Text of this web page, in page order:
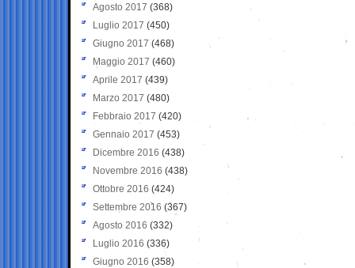
Agosto 2017 (368)
Luglio 2017 (450)
Giugno 2017 (468)
Maggio 2017 (460)
Aprile 2017 (439)
Marzo 2017 (480)
Febbraio 2017 (420)
Gennaio 2017 (453)
Dicembre 2016 (438)
Novembre 2016 (438)
Ottobre 2016 (424)
Settembre 2016 (367)
Agosto 2016 (332)
Luglio 2016 (336)
Giugno 2016 (358)